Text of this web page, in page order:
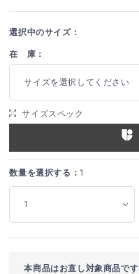
選択中のサイズ：
在 庫：
サイズを選択してください
サイズスペック
数量を選択する： 1
本商品はお直し対象商品です